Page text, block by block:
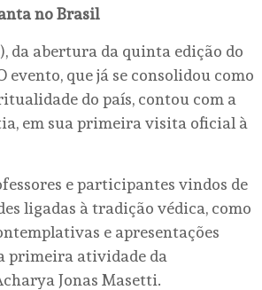
no Brasil
da abertura da quinta edição do
que já se consolidou como
do país, contou com a
em sua primeira visita oficial à
e participantes vindos de
ligadas à tradição védica, como
e apresentações
primeira atividade da
Jonas Masetti.